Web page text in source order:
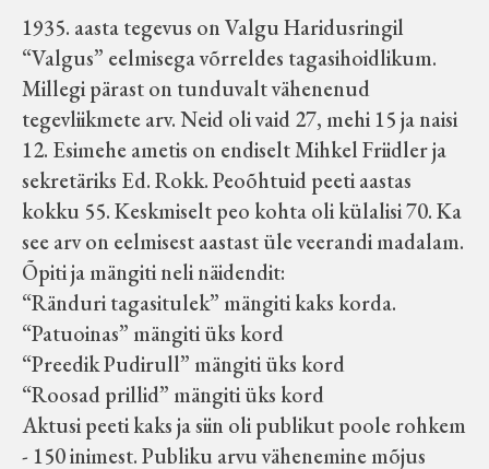
1935. aasta tegevus on Valgu Haridusringil
“Valgus” eelmisega võrreldes tagasihoidlikum.
Millegi pärast on tunduvalt vähenenud
tegevliikmete arv. Neid oli vaid 27, mehi 15 ja naisi
12. Esimehe ametis on endiselt Mihkel Friidler ja
sekretäriks Ed. Rokk. Peoõhtuid peeti aastas
kokku 55. Keskmiselt peo kohta oli külalisi 70. Ka
see arv on eelmisest aastast üle veerandi madalam.
Õpiti ja mängiti neli näidendit:
“Ränduri tagasitulek” mängiti kaks korda.
“Patuoinas” mängiti üks kord
“Preedik Pudirull” mängiti üks kord
“Roosad prillid” mängiti üks kord
Aktusi peeti kaks ja siin oli publikut poole rohkem
- 150 inimest. Publiku arvu vähenemine mõjus